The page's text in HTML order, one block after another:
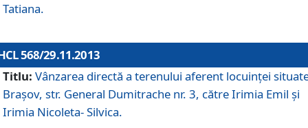
Tatiana.
568/29.11.2013
Titlu: Vânzarea directă a terenului aferent locuinţei
Braşov, str. General Dumitrache nr. 3, către Irimia Emil şi
Irimia Nicoleta- Silvica.